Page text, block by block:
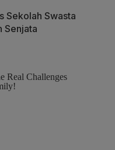
Sekolah Swasta
Senjata